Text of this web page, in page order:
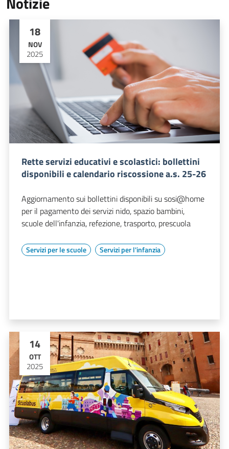
18
NOV
2025
Rette servizi educativi e scolastici: bollettini
disponibili e calendario riscossione a.s. 25-26
Aggiornamento sui bollettini disponibili su sosi@home
per il pagamento dei servizi nido, spazio bambini,
scuole dell'infanzia, refezione, trasporto, prescuola
Servizi per le scuole Servizi per l'infanzia
14
OTT
2025